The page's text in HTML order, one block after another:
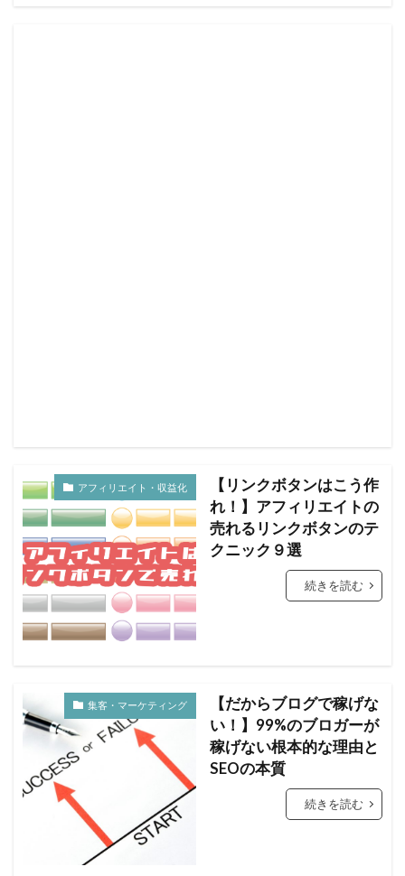
アフィリエイト・収益化
【リンクボタンはこう作
れ！】アフィリエイトの
売れるリンクボタンのテ
クニック９選
続きを読む
集客・マーケティング
【だからブログで稼げな
い！】99%のブロガーが
稼げない根本的な理由と
SEOの本質
続きを読む